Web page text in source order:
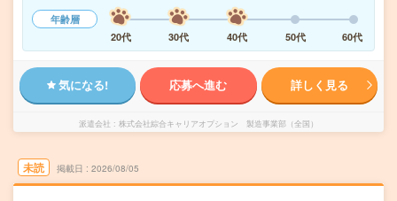
年齢層
20代
30代 40代 50代 60代
気になる! 応募へ進む 詳しく見る
派遣会社 株式会社綜合キャリアオプション 製造事業部（全国）
未読 掲載日 2026/08/05